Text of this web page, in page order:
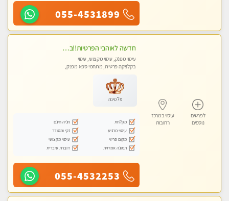
055-4531899
לפרטים
נוספים
עיסוי במרכז
רחובות
חדשה לאוהבי הפרטיות!!בראשון לציון! מעסה vip מפנקת בקליניקה פרטית לחלוטין!!! לבד! לרציניים בלבד! מומלץ!
עיסוי מפנק, עיסוי מקצועי, עיסוי
בקלניקה פרטית, מתחמי ספא מפנק,
פלטינה
מקלחת
חניה חינם
עיסוי מרגיע
נקי ומסודר
מקום פרטי
עיסוי מקצועי
תמונה אמיתית
דוברת עיברית
055-4532253